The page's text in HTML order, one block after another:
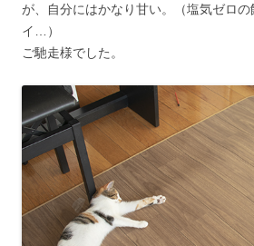
が、自分にはかなり甘い。（塩気ゼロ
イ…）
ご馳走様でした。